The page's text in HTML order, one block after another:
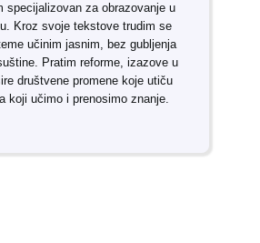
specijalizovan za obrazovanje u
Kroz svoje tekstove trudim se
učinim jasnim, bez gubljenja
Pratim reforme, izazove u
društvene promene koje utiču
koji učimo i prenosimo znanje.